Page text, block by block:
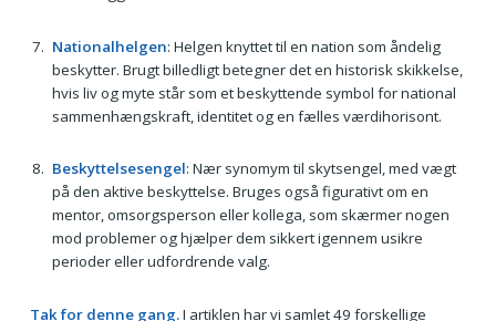
Nationalhelgen: Helgen knyttet til en nation som åndelig
beskytter. Brugt billedligt betegner det en historisk skikkelse,
hvis liv og myte står som et beskyttende symbol for national
sammenhængskraft, identitet og en fælles værdihorisont.
Beskyttelsesengel: Nær synomym til skytsengel, med vægt
på den aktive beskyttelse. Bruges også figurativt om en
mentor, omsorgsperson eller kollega, som skærmer nogen
mod problemer og hjælper dem sikkert igennem usikre
perioder eller udfordrende valg.
Tak for denne gang.I artiklen har vi samlet 49 forskellige